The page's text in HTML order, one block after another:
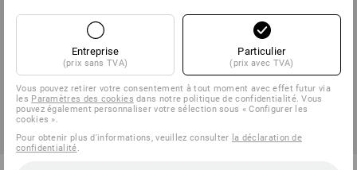
Entreprise
(prix sans TVA)
Particulier
(prix avec TVA)
Vous pouvez retirer votre consentement à tout moment avec effet futur via
les Paramètres des cookies dans notre politique de confidentialité. Vous
pouvez également personnaliser votre sélection sous « Configurer les
cookies ».
Pour obtenir plus d'informations, veuillez consulter la déclaration de
confidentialité